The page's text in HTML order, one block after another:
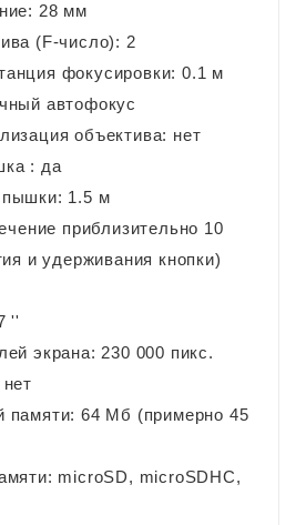
28 мм
(F-число): 2
фокусировки: 0.1 м
автофокус
объектива: нет
: да
1.5 м
приблизительно 10
и удерживания кнопки)
''
экрана: 230 000 пикс.
памяти: 64 Мб (примерно 45
microSD, microSDHC,